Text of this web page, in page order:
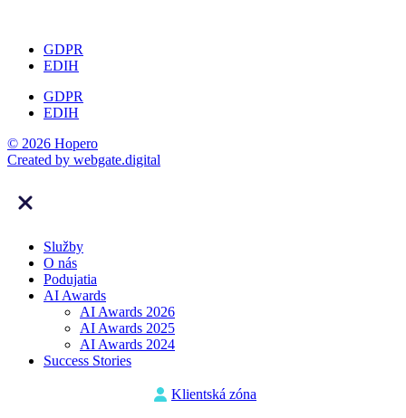
GDPR
EDIH
GDPR
EDIH
© 2026 Hopero
Created by webgate.digital
Služby
O nás
Podujatia
AI Awards
AI Awards 2026
AI Awards 2025
AI Awards 2024
Success Stories
Klientská zóna